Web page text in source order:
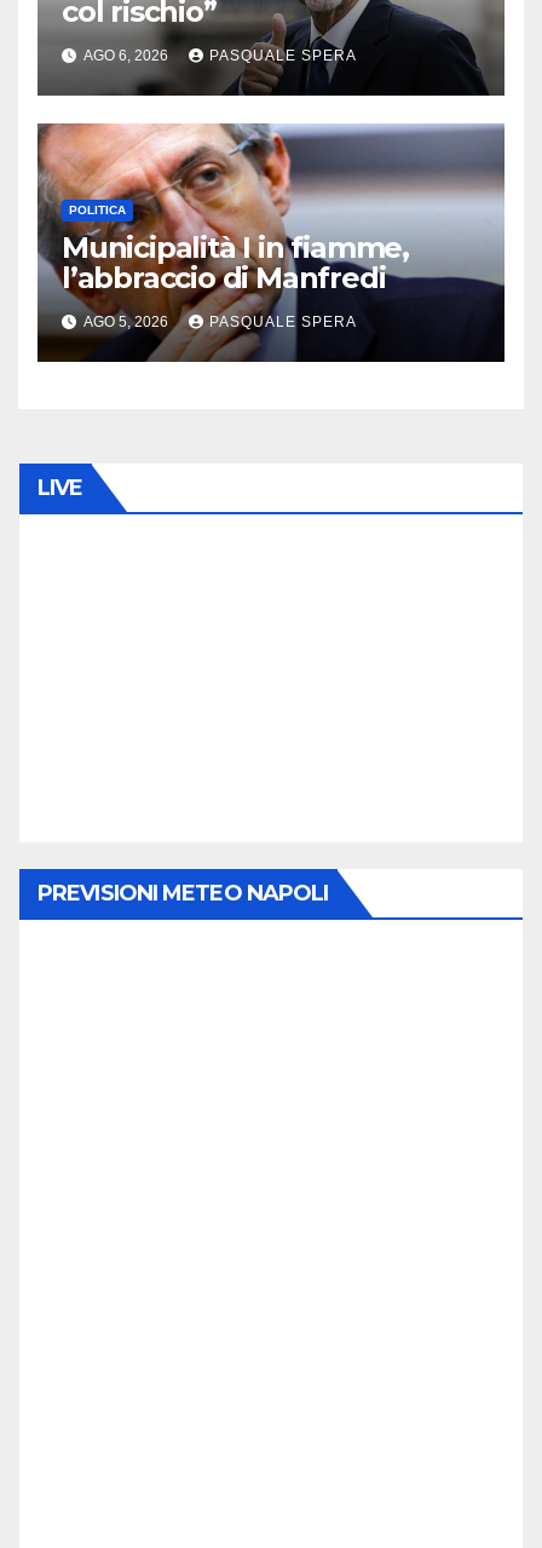
col rischio”
AGO 6, 2026 PASQUALE SPERA
POLITICA
Municipalità I in fiamme,
l’abbraccio di Manfredi
AGO 5, 2026 PASQUALE SPERA
LIVE
PREVISIONI METEO NAPOLI